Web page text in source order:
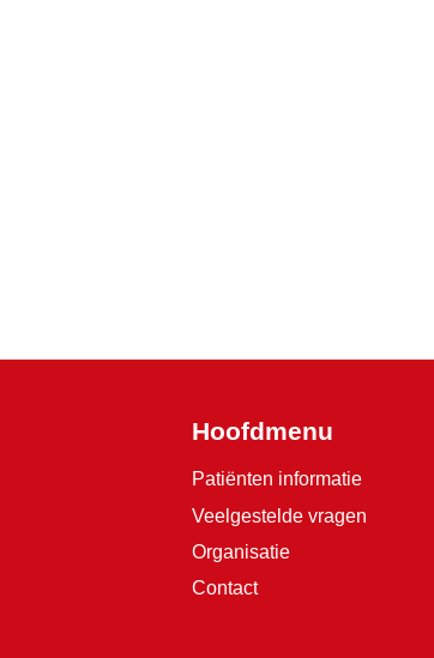
Hoofdmenu
Patiënten informatie
Veelgestelde vragen
Organisatie
Contact